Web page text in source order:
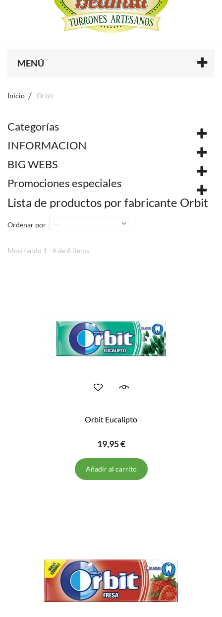
MENÚ
Inicio Orbit
Categorías
INFORMACION
BIG WEBS
Promociones especiales
Lista de productos por fabricante Orbit
Ordenar por
Mostrando 1 - 6 de 6 items
Orbit Eucalipto
19,95 €
Añadir al carrito